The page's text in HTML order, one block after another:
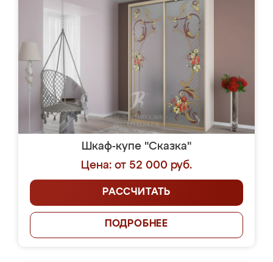
Шкаф-купе "Сказка"
Цена: от 52 000 руб.
РАССЧИТАТЬ
ПОДРОБНЕЕ